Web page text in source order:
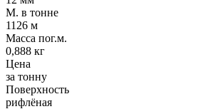
М. в тонне
1126 м
Масса пог.м.
0,888 кг
Цена
за тонну
Поверхность
рифлёная